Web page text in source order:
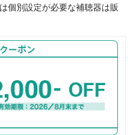
個別設定が必要な補聴器は販